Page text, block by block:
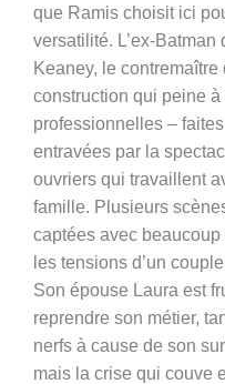
que Ramis choisit ici
versatilité. L’ex-
Keaney, le contremaître
construction qui peine
professionnelles –
entravées par la
ouvriers qui travaillent
famille. Plusieurs
captées avec
les tensions d’un
Son épouse Laura est
reprendre son métier,
nerfs à cause de son
mais la crise qui couve